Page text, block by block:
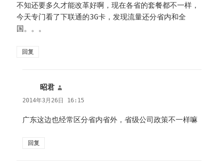
不知还要多久才能改革好啊，现在各省的套餐都不一样，
今天专门看了下联通的3G卡，发现流量还分省内和全
国。。。
回复
昭君
道：
2014年3月26日 16:15
广东这边也经常区分省内省外，省级公司政策不一样嘛
回复